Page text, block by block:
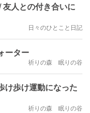
人との付き合いに
日々のひとこと日記
ーター
祈りの森 眠りの谷
け歩け運動になった
祈りの森 眠りの谷